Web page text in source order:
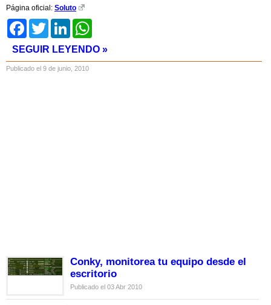
Página oficial: Soluto
FacebookTwitter LinkedIn
SEGUIR LEYENDO »
Publicado el 9 de junio, 2010
Conky, monitorea tu equipo desde el
escritorio
Publicado el 03 Abr 2010